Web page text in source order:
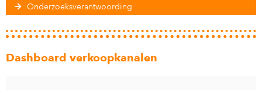
Onderzoeksverantwoording
Dashboard verkoopkanalen